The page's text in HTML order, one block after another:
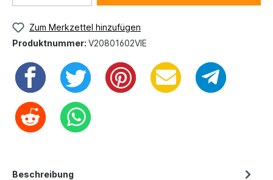
Zum Merkzettel hinzufügen
Produktnummer: V20801602VIE
Beschreibung